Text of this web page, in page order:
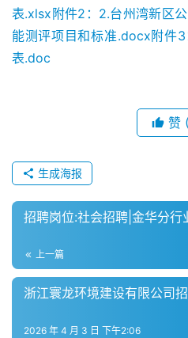
表.xlsx 附件2：2.台州湾新区
能测评项目和标准.docx附件
表.doc
赞
生成海报
招聘岗位:社会招聘|金华分行
上一篇
浙江寰龙环境建设有限公司
2026 年 4 月 3 日 下午2:06